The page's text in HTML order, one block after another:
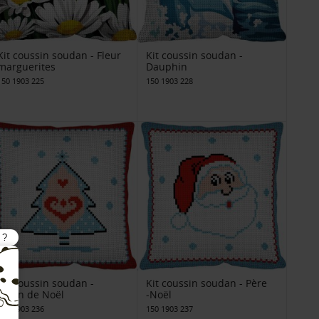
coussin soudan - Fleur
1903 225
Kit coussin soudan -
Dauphin
150 1903 228
Kit coussin soudan -
de Noël
1903 236
Kit coussin soudan - Père
-Noël
150 1903 237